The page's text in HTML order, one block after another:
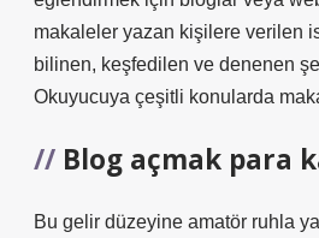
makaleler yazan kişilere verilen
bilinen, keşfedilen ve denenen
Okuyucuya çeşitli konularda
Blog açmak para
Bu gelir düzeyine amatör ruhla